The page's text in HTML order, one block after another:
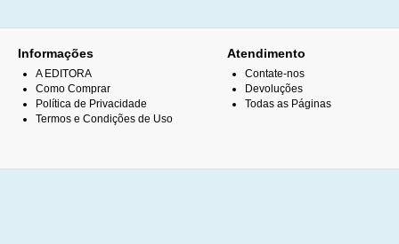
Informações
A EDITORA
Como Comprar
Política de Privacidade
Termos e Condições de Uso
Atendimento
Contate-nos
Devoluções
Todas as Páginas